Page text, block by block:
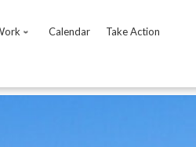
Calendar
Take Action